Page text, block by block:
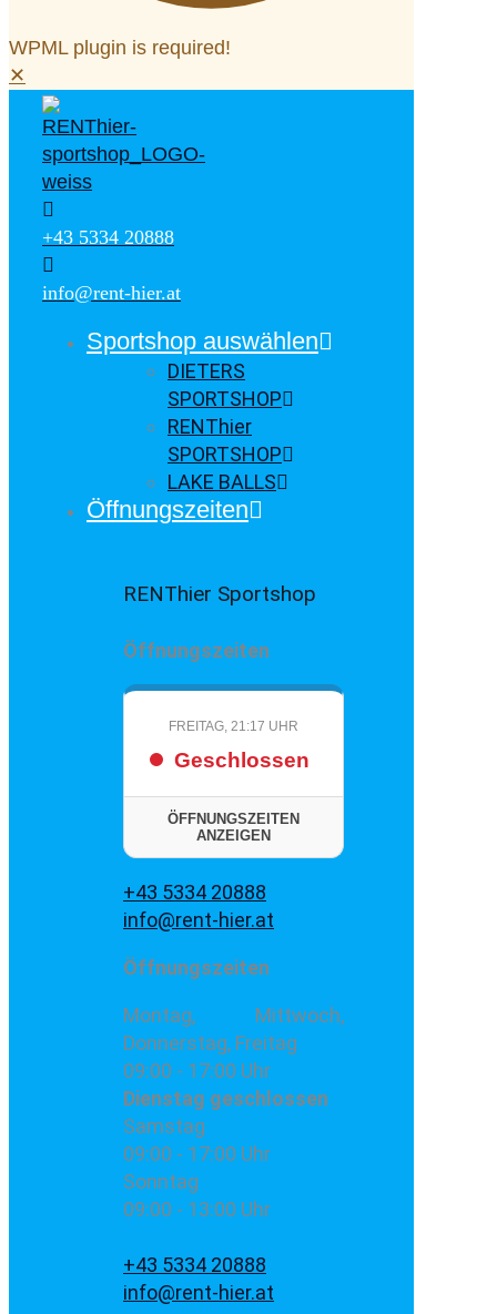
WPML plugin is required!
✕
+43 5334 20888
info@rent-hier.at
Sportshop auswählen
DIETERS
SPORTSHOP
RENThier
SPORTSHOP
LAKE BALLS
Öffnungszeiten
RENThier Sportshop
Öffnungszeiten
FREITAG, 21:17 UHR
Geschlossen
ÖFFNUNGSZEITEN
ANZEIGEN
+43 5334 20888
info@rent-hier.at
Öffnungszeiten
Montag, Mittwoch,
Donnerstag, Freitag
09:00 - 17:00 Uhr
Dienstag geschlossen
Samstag
09:00 - 17:00 Uhr
Sonntag
09:00 - 13:00 Uhr
+43 5334 20888
info@rent-hier.at